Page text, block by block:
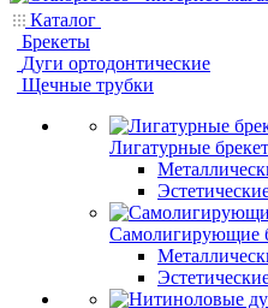
Каталог
Брекеты
Дуги ортодонтические
Щечные трубки
Лигатурные
Самолигирующие